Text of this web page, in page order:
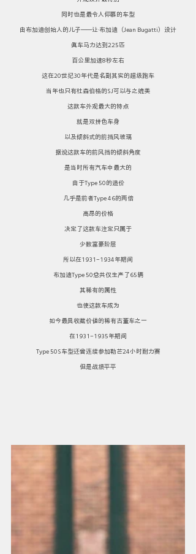
同时也是最令人仰慕的车型
由布加迪创始人的儿子——让·布加迪（Jean Bugatti）设计
真车马力达到225匹
百公里加速8秒左右
这在20世纪30年代是名副其实的超级跑车
当年也只有杜森伯格的SJ可以与之媲美
这款车外观最大的特点
就是双拼色车身
以及倾斜式的前挡风玻璃
据说这款车的前风挡的倾斜角度
是当时所有汽车中最大的
由于Type 50的造价
几乎是前者Type 46的两倍
高昂的价格
决定了这款车注定只属于
少数富豪阶层
所以在1931-1934年期间
布加迪Type 50总共仅生产了65辆
其稀有的属性
也使这款车成为
如今最具收藏价值的稀有古董车之一
在1931-1935年期间
Type 50S车型还曾连续参加勒芒24小时耐力赛
但是战绩平平